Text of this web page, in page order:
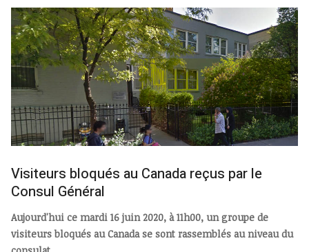
Visiteurs bloqués au Canada reçus par le
Consul Général
Aujourd'hui ce mardi 16 juin 2020, à 11h00, un groupe de
visiteurs bloqués au Canada se sont rassemblés au niveau du